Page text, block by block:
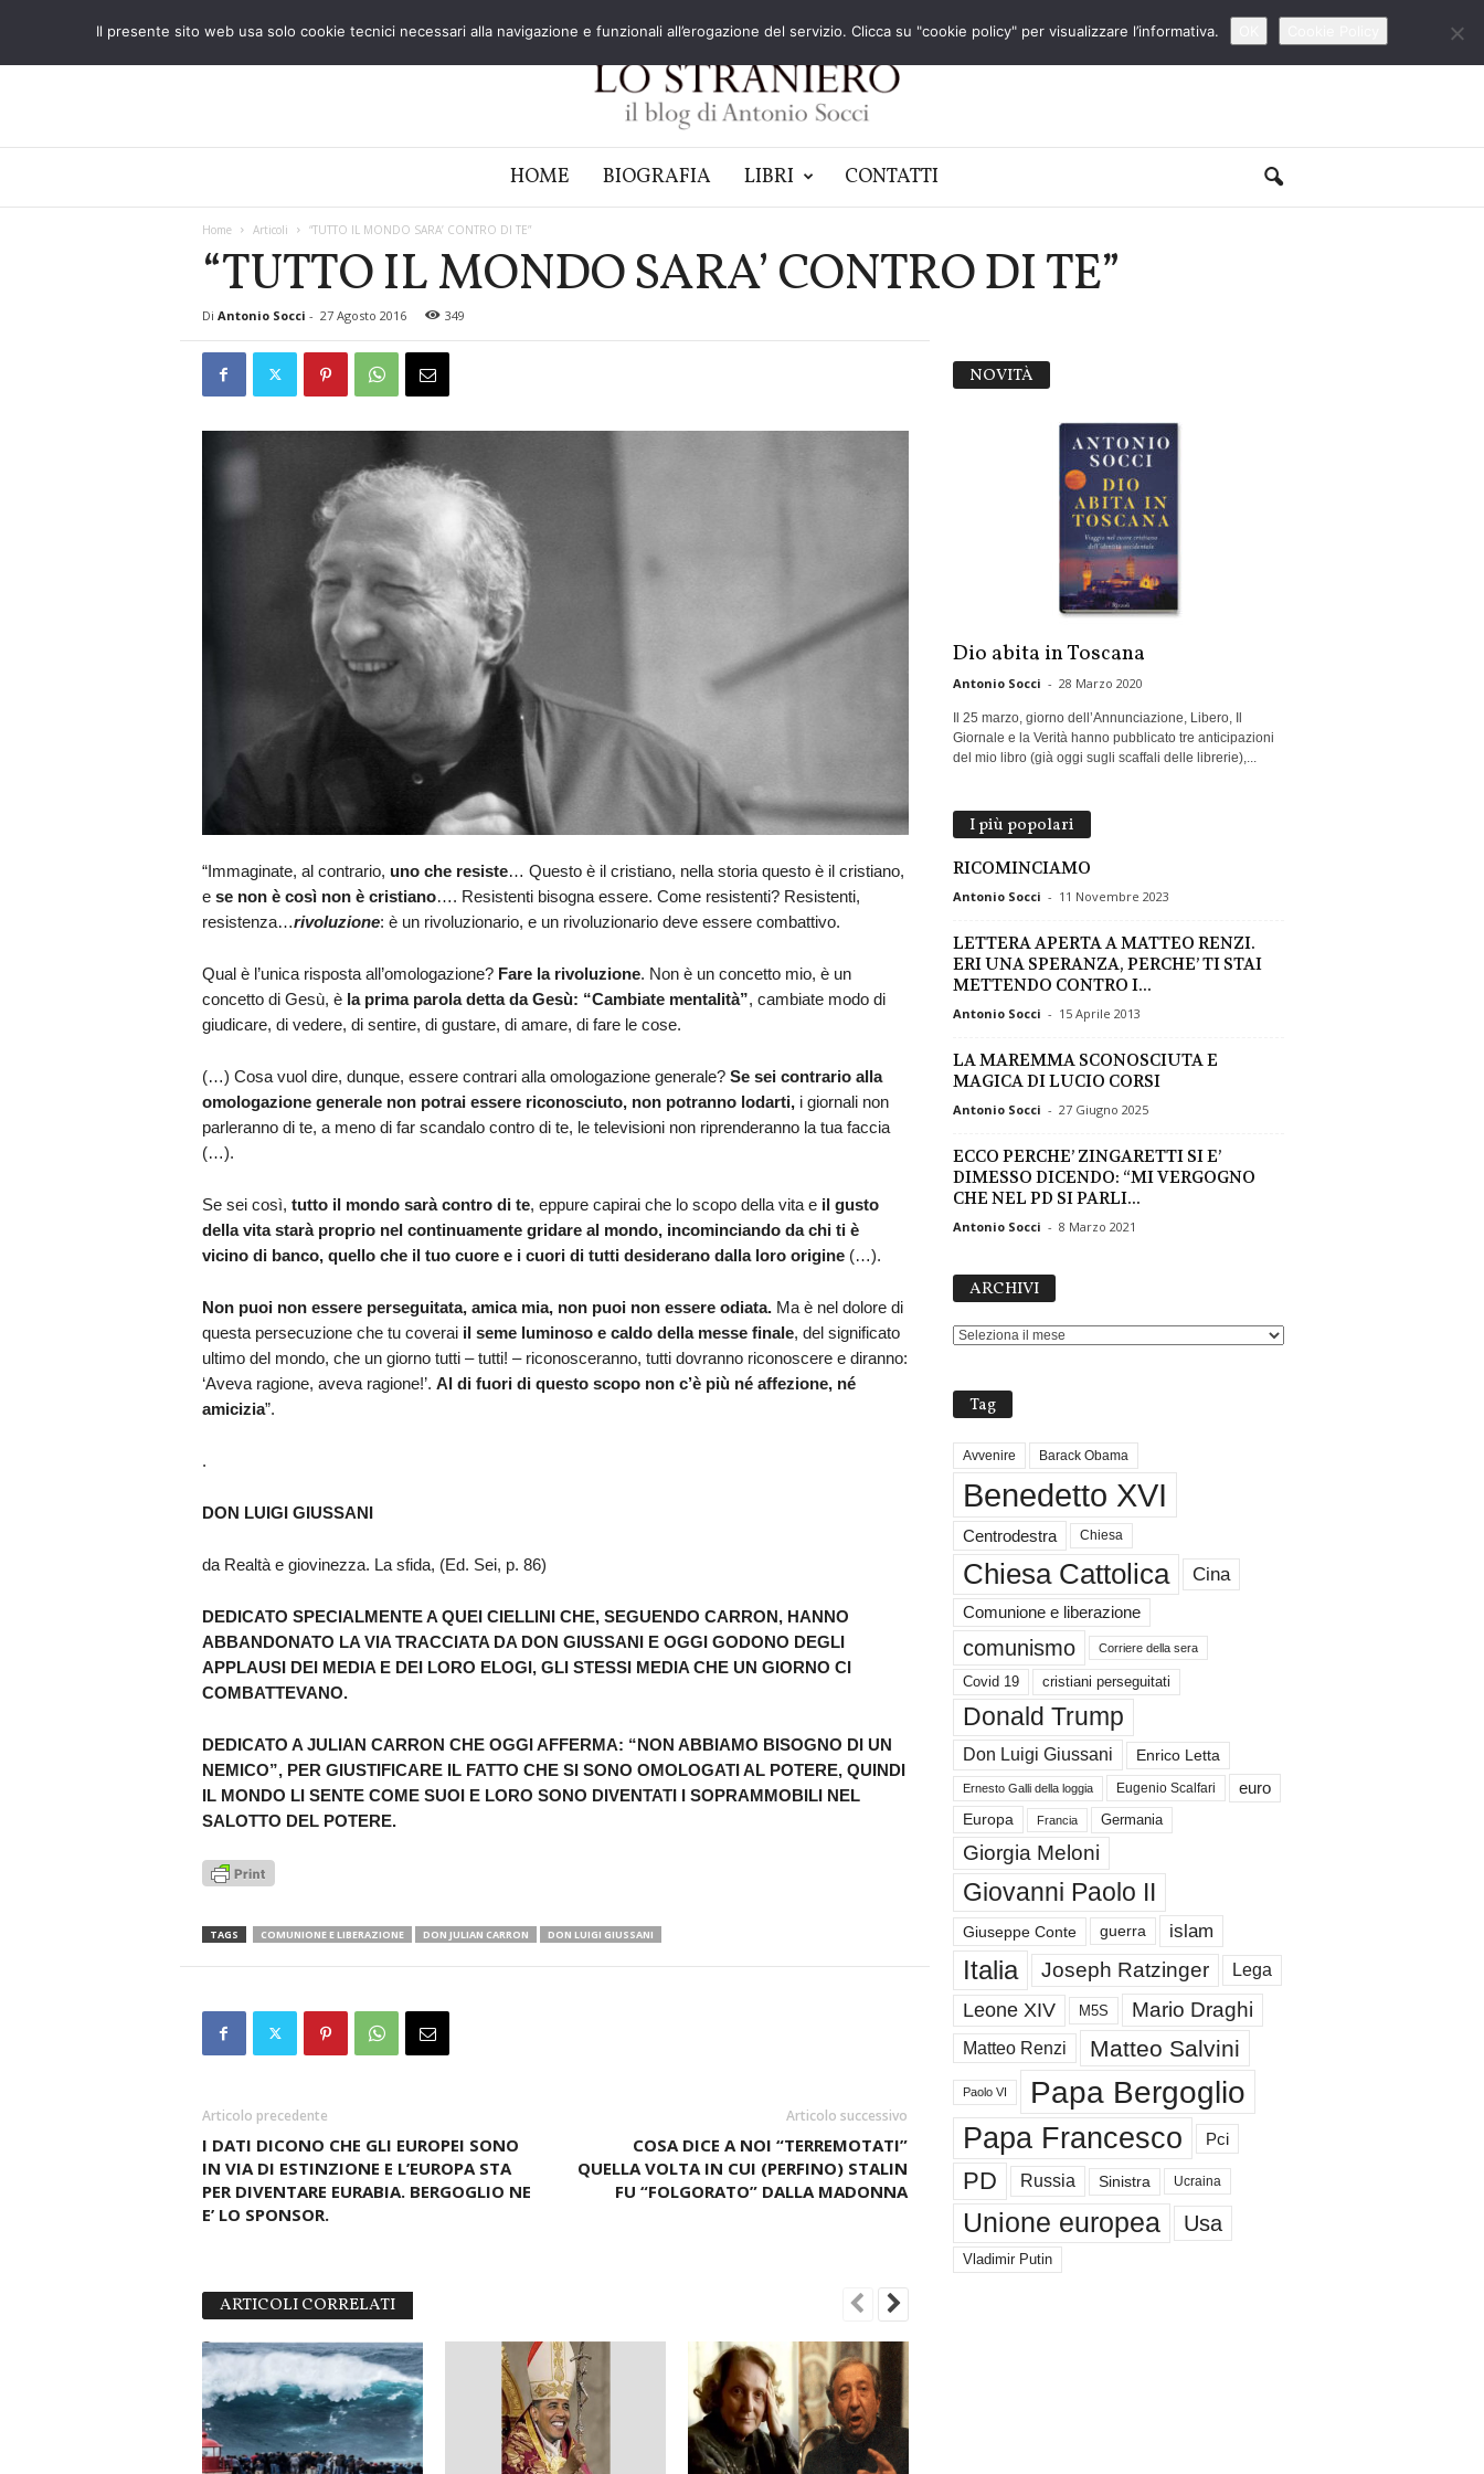
S
HOME BIOGRAFIA LIBRI CONTATTI
Home Articoli “TUTTO IL MONDO SARA’ CONTRO DI TE”
“TUTTO IL MONDO SARA’ CONTRO DI TE”
Di Antonio Socci - 27 Agosto 2016 349
“Immaginate, al contrario, uno che resiste… Questo è il cristiano, nella storia questo è il cristiano,
e se non è così non è cristiano…. Resistenti bisogna essere. Come resistenti? Resistenti,
resistenza…rivoluzione: è un rivoluzionario, e un rivoluzionario deve essere combattivo.
Qual è l’unica risposta all’omologazione? Fare la rivoluzione. Non è un concetto mio, è un
concetto di Gesù, è la prima parola detta da Gesù: “Cambiate mentalità”, cambiate modo di
giudicare, di vedere, di sentire, di gustare, di amare, di fare le cose.
(…) Cosa vuol dire, dunque, essere contrari alla omologazione generale? Se sei contrario alla
omologazione generale non potrai essere riconosciuto, non potranno lodarti,i giornali non
parleranno di te, a meno di far scandalo contro di te, le televisioni non riprenderanno la tua faccia
(…).
Se sei così, tutto il mondo sarà contro di te, eppure capirai che lo scopo della vita e il gusto
della vita starà proprio nel continuamente gridare al mondo, incominciando da chi ti è
vicino di banco, quello che il tuo cuore e i cuori di tutti desiderano dalla loro origine(…).
Non puoi non essere perseguitata, amica mia, non puoi non essere odiata.Ma è nel dolore di
questa persecuzione che tu coverai il seme luminoso e caldo della messe finale, del significato
ultimo del mondo, che un giorno tutti – tutti! – riconosceranno, tutti dovranno riconoscere e diranno:
‘Aveva ragione, aveva ragione!’. Al di fuori di questo scopo non c’è più né affezione, né
amicizia”.
.
DON LUIGI GIUSSANI
da Realtà e giovinezza. La sfida, (Ed. Sei, p. 86)
DEDICATO SPECIALMENTE A QUEI CIELLINI CHE, SEGUENDO CARRON, HANNO
ABBANDONATO LA VIA TRACCIATA DA DON GIUSSANI E OGGI GODONO DEGLI
APPLAUSI DEI MEDIA E DEI LORO ELOGI, GLI STESSI MEDIA CHE UN GIORNO CI
COMBATTEVANO.
DEDICATO A JULIAN CARRON CHE OGGI AFFERMA: “NON ABBIAMO BISOGNO DI UN
NEMICO”, PER GIUSTIFICARE IL FATTO CHE SI SONO OMOLOGATI AL POTERE, QUINDI
IL MONDO LI SENTE COME SUOI E LORO SONO DIVENTATI I SOPRAMMOBILI NEL
SALOTTO DEL POTERE.
TAGS COMUNIONE E LIBERAZIONE DON JULIAN CARRON DON LUIGI GIUSSANI
Articolo precedente
I DATI DICONO CHE GLI EUROPEI SONO
IN VIA DI ESTINZIONE E L’EUROPA STA
PER DIVENTARE EURABIA. BERGOGLIO NE
E’ LO SPONSOR.
Articolo successivo
COSA DICE A NOI “TERREMOTATI”
QUELLA VOLTA IN CUI (PERFINO) STALIN
FU “FOLGORATO” DALLA MADONNA
ARTICOLI CORRELATI
NOVITÀ
Dio abita in Toscana
Antonio Socci - 28 Marzo 2020
Il 25 marzo, giorno dell’Annunciazione, Libero, Il
Giornale e la Verità hanno pubblicato tre anticipazioni
del mio libro (già oggi sugli scaffali delle librerie),...
I più popolari
RICOMINCIAMO
Antonio Socci - 11 Novembre 2023
LETTERA APERTA A MATTEO RENZI.
ERI UNA SPERANZA, PERCHE’ TI STAI
METTENDO CONTRO I...
Antonio Socci - 15 Aprile 2013
LA MAREMMA SCONOSCIUTA E
MAGICA DI LUCIO CORSI
Antonio Socci - 27 Giugno 2025
ECCO PERCHE’ ZINGARETTI SI E’
DIMESSO DICENDO: “MI VERGOGNO
CHE NEL PD SI PARLI...
Antonio Socci - 8 Marzo 2021
ARCHIVI
Tag
Avvenire Barack Obama
Benedetto XVI
Centrodestra Chiesa
Chiesa Cattolica Cina
Comunione e liberazione
comunismo Corriere della sera
Covid 19 cristiani perseguitati
Donald Trump
Don Luigi Giussani Enrico Letta
Ernesto Galli della loggia Eugenio Scalfari euro
Europa Francia Germania
Giorgia Meloni
Giovanni Paolo II
Giuseppe Conte guerra islam
Italia Joseph Ratzinger Lega
Leone XIV M5S Mario Draghi
Matteo Renzi Matteo Salvini
Paolo VI Papa Bergoglio
Papa Francesco Pci
PD Russia Sinistra Ucraina
Unione europea Usa
Vladimir Putin
Il presente sito web usa solo cookie tecnici necessari alla navigazione e funzionali all’erogazione del servizio. Clicca su "cookie policy" per visualizzare l’informativa.